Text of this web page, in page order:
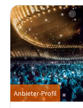
Anbieter-Profil